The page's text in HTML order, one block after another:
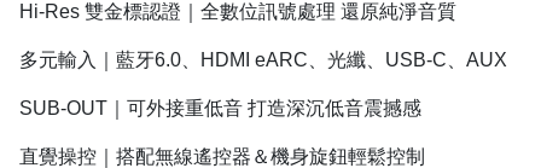
Hi-Res 雙金標認證｜全數位訊號處理 還原純淨音質
多元輸入｜藍牙6.0 HDMI eARC 、光纖、 USB-C AUX
SUB-OUT ｜可外接重低音 打造深沉低音震撼感
直覺操控｜搭配無線遙控器＆機身旋鈕輕鬆控制